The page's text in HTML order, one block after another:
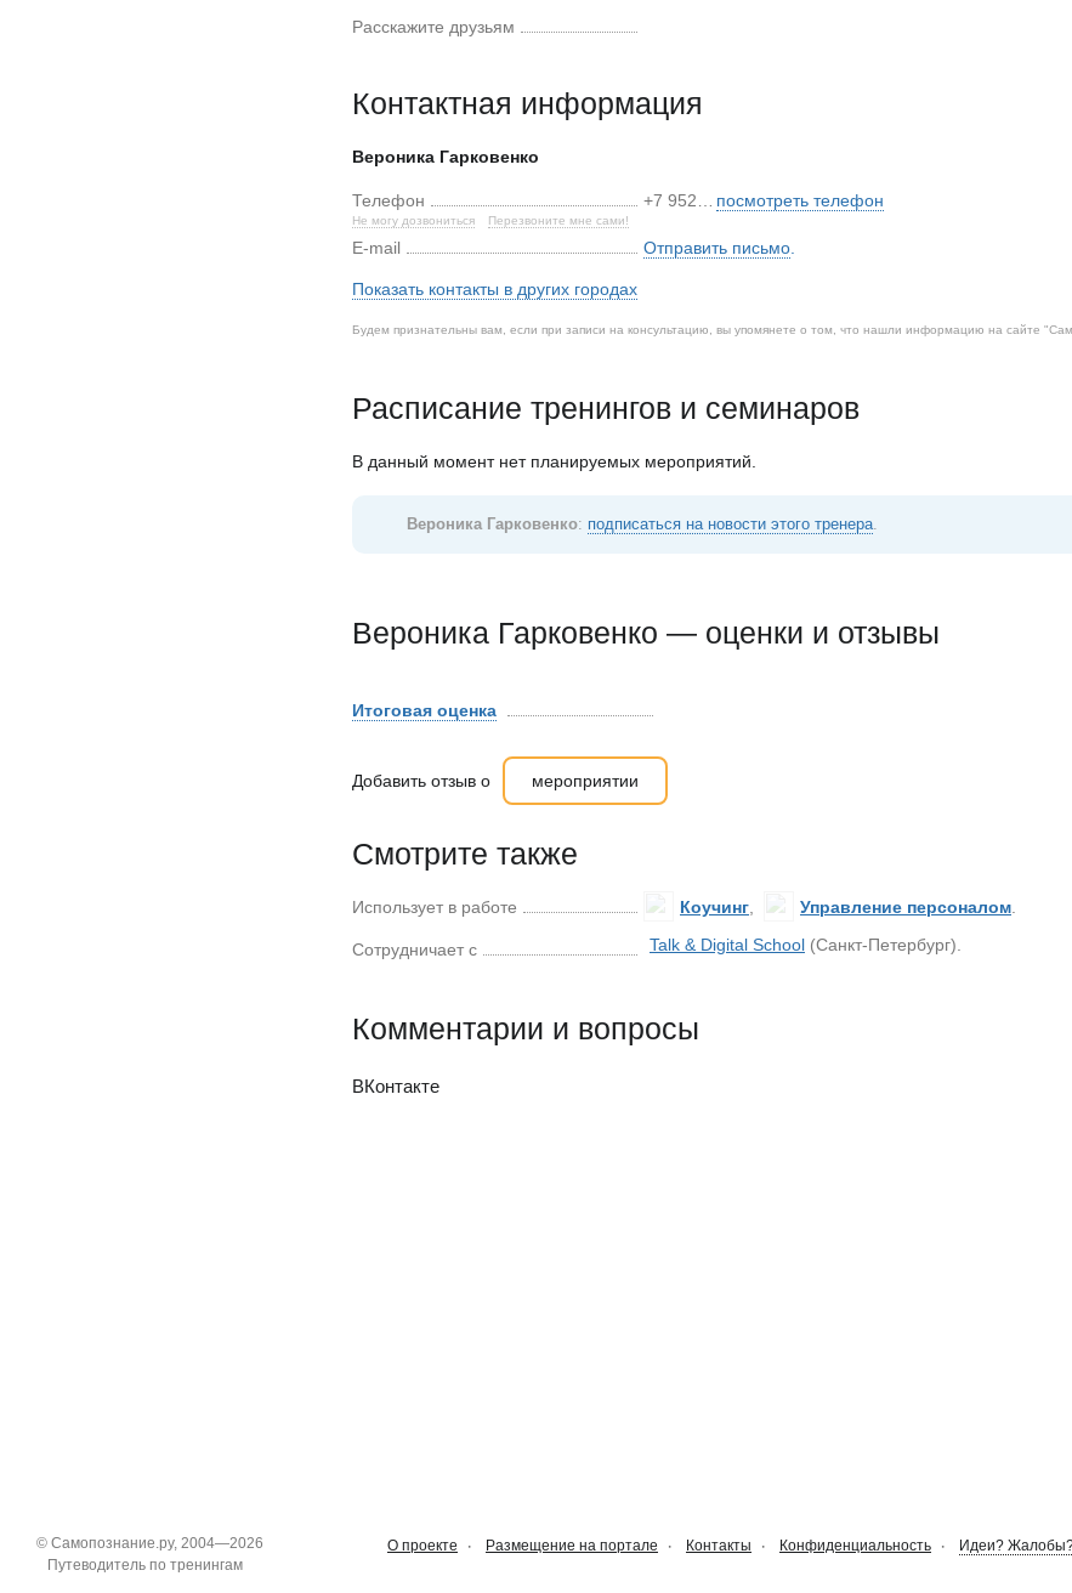
Расскажите друзьям
Контактная информация
Вероника Гарковенко
Телефон
Не могу дозвониться Перезвоните мне сами!
+7 952… посмотреть телефон
E-mail Отправить письмо.
Показать контакты в других городах
Будем признательны вам, если при записи на консультацию, вы упомянете о том, что нашли информацию на сайте "
Расписание тренингов и семинаров
В данный момент нет планируемых мероприятий.
Вероника Гарковенко: подписаться на новости этого тренера.
Вероника Гарковенко — оценки и отзывы
Итоговая оценка
Добавить отзыв о мероприятии
Смотрите также
Использует в работе Коучинг, Управление персоналом.
Сотрудничает с Talk & Digital School (Санкт-Петербург).
Комментарии и вопросы
ВКонтакте
О проекте Размещение на портале Контакты Конфиденциальность Идеи?
© Самопознание.ру, 2004—2026
Путеводитель по тренингам